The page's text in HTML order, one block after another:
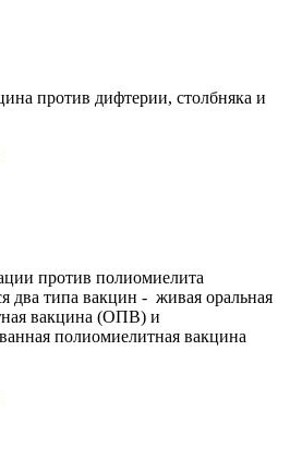
против дифтерии, столбняка и
против полиомиелита
два типа вакцин - живая оральная
вакцина (ОПВ) и
полиомиелитная вакцина